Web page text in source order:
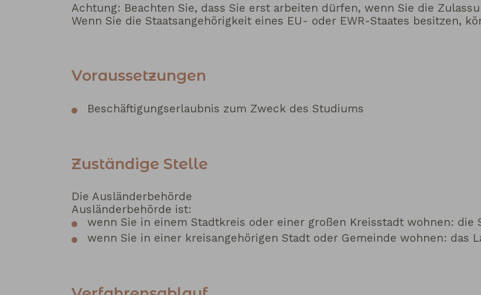
Achtung: Beachten Sie, dass Sie erst arbeiten dürfen, wenn Sie die
Wenn Sie die Staatsangehörigkeit eines EU- oder EWR-Staates besitzen,
Voraussetzungen
Beschäftigungserlaubnis zum Zweck des Studiums
Zuständige Stelle
Die Ausländerbehörde
Ausländerbehörde ist:
wenn Sie in einem Stadtkreis oder einer großen Kreisstadt wohnen: die
wenn Sie in einer kreisangehörigen Stadt oder Gemeinde wohnen: das